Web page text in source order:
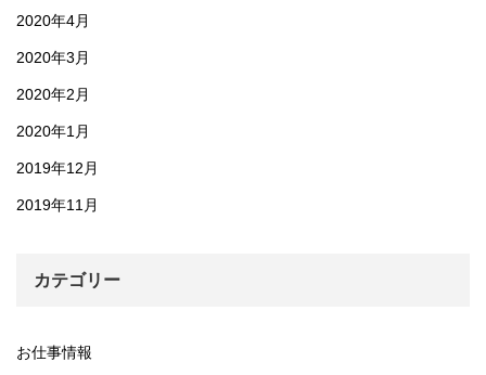
2020年4月
2020年3月
2020年2月
2020年1月
2019年12月
2019年11月
カテゴリー
お仕事情報